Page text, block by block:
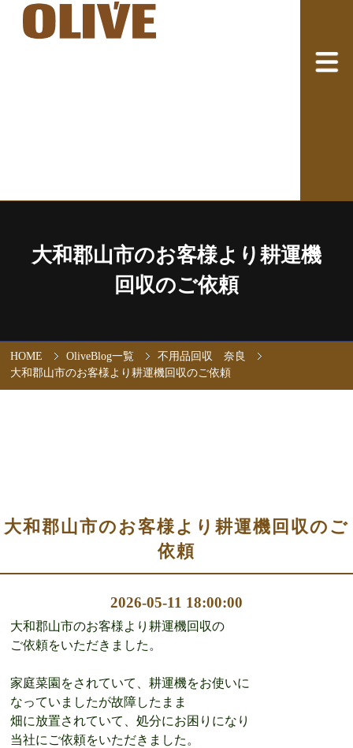
大和郡山市のお客様より耕運機
回収のご依頼
HOME OliveBlog一覧
不用品回収 奈良
大和郡山市のお客様より耕運機回収のご依頼
大和郡山市のお客様より耕運機回収のご
依頼
2026-05-11 18:00:00
大和郡山市のお客様より耕運機回収の
ご依頼をいただきました。
家庭菜園をされていて、耕運機をお使いに
なっていましたが故障したまま
畑に放置されていて、処分にお困りになり
当社にご依頼をいただきました。